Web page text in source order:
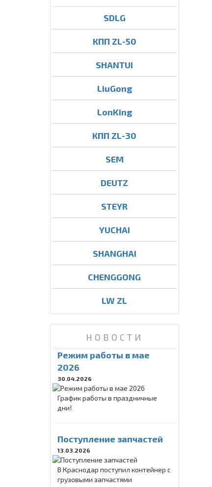
SDLG
КПП ZL-50
SHANTUI
LiuGong
LonKing
КПП ZL-30
SEM
DEUTZ
STEYR
YUCHAI
SHANGHAI
CHENGGONG
LW ZL
НОВОСТИ
Режим работы в мае
2026
30.04.2026
График работы в праздничные
дни!
Поступление запчастей
13.03.2026
В Краснодар поступил контейнер с
грузовыми запчастями